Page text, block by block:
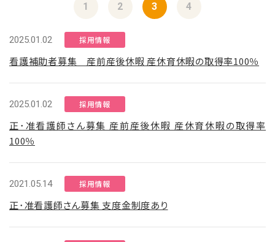
1 2 3 4
2025.01.02 採用情報
看護補助者募集 産前産後休暇 産休育休暇の取得率100％
2025.01.02 採用情報
正･准看護師さん募集 産前産後休暇 産休育休暇の取得率
100％
2021.05.14 採用情報
正･准看護師さん募集 支度金制度あり